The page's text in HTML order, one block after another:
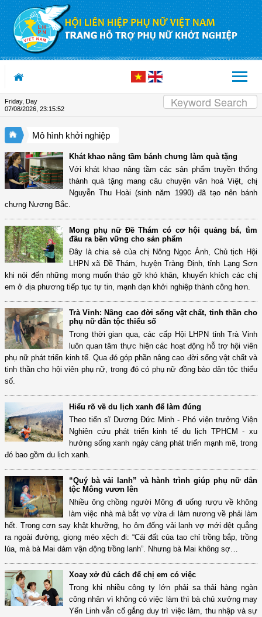
Skip to Content
Friday, Day
07/08/2026 23:15:53
Mô hình khởi nghiệp
Khát khao nâng tầm bánh chưng làm quà tặng
Với khát khao nâng tầm các sản phẩm truyền thống
thành quà tặng mang câu chuyện văn hoá Việt, chị
Nguyễn Thu Hoài (sinh năm 1990) đã tạo nên bánh
chưng Nương Bắc.
Mong phụ nữ Đề Thám có cơ hội quảng bá, tìm
đầu ra bền vững cho sản phẩm
Đây là chia sẻ của chị Nông Ngọc Ánh, Chủ tịch Hội
LHPN xã Đề Thám, huyện Tràng Định, tỉnh Lạng Sơn
khi nói đến những mong muốn tháo gỡ khó khăn, khuyến khích các chị
em ở địa phương tiếp tục tự tin, mạnh dạn khởi nghiệp thành công hơn.
Trà Vinh: Nâng cao đời sống vật chất, tinh thần cho
phụ nữ dân tộc thiểu số
Trong thời gian qua, các cấp Hội LHPN tỉnh Trà Vinh
luôn quan tâm thực hiện các hoạt động hỗ trợ hội viên
phụ nữ phát triển kinh tế. Qua đó góp phần nâng cao đời sống vật chất và
tinh thần cho hội viên phụ nữ, trong đó có phụ nữ đồng bào dân tộc thiểu
số.
Hiểu rõ về du lịch xanh để làm đúng
Theo tiến sĩ Dương Đức Minh - Phó viện trưởng Viện
Nghiên cứu phát triển kinh tế du lịch TPHCM - xu
hướng sống xanh ngày càng phát triển mạnh mẽ, trong
đó bao gồm du lịch xanh.
“Quý bà vải lanh” và hành trình giúp phụ nữ dân
tộc Mông vươn lên
Nhiều ông chồng người Mông đi uống rượu về không
làm việc nhà mà bắt vợ vừa đi làm nương về phải làm
hết. Trong cơn say khật khưỡng, họ ôm đống vải lanh vợ mới dệt quẳng
ra ngoài đường, giọng méo xệch đi: “Cái đất của tao chỉ trồng bắp, trồng
lúa, mà bà Mai dám vận động trồng lanh”. Nhưng bà Mai không sợ…
Xoay xở đủ cách để chị em có việc
Trong khi nhiều công ty lớn phải sa thải hàng ngàn
công nhân vì không có việc làm thì bà chủ xưởng may
Yến Linh vẫn cố gắng duy trì việc làm, thu nhập và sự